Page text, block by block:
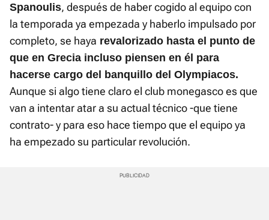
Spanoulis, después de haber cogido al equipo con
la temporada ya empezada y haberlo impulsado por
completo, se haya revalorizado hasta el punto de
que en Grecia incluso piensen en él para
hacerse cargo del banquillo del Olympiacos.
Aunque si algo tiene claro el club monegasco es que
van a intentar atar a su actual técnico -que tiene
contrato- y para eso hace tiempo que el equipo ya
ha empezado su particular revolución.